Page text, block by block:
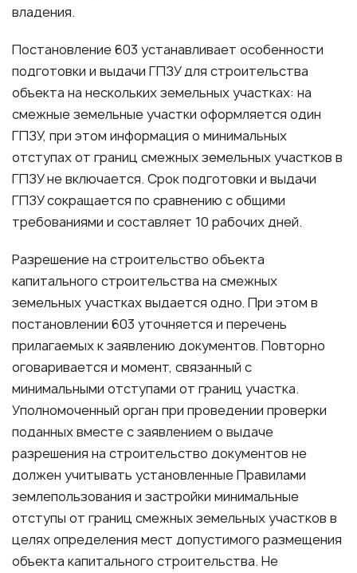
владения.
Постановление 603 устанавливает особенности
подготовки и выдачи ГПЗУ для строительства
объекта на нескольких земельных участках: на
смежные земельные участки оформляется один
ГПЗУ, при этом информация о минимальных
отступах от границ смежных земельных участков в
ГПЗУ не включается. Срок подготовки и выдачи
ГПЗУ сокращается по сравнению с общими
требованиями и составляет 10 рабочих дней.
Разрешение на строительство объекта
капитального строительства на смежных
земельных участках выдается одно. При этом в
постановлении 603 уточняется и перечень
прилагаемых к заявлению документов. Повторно
оговаривается и момент, связанный с
минимальными отступами от границ участка.
Уполномоченный орган при проведении проверки
поданных вместе с заявлением о выдаче
разрешения на строительство документов не
должен учитывать установленные Правилами
землепользования и застройки минимальные
отступы от границ смежных земельных участков в
целях определения мест допустимого размещения
объекта капитального строительства. Не